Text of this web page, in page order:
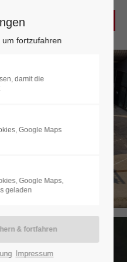
um fortzufahren
damit die
Google Maps
Google Maps,
geladen
Impressum